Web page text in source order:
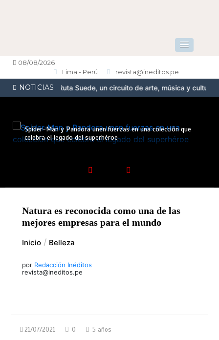
08/08/2026
Lima - Perú
revista@ineditos.pe
NOTICIAS
la Ruta Suede, un circuito de arte, música y cultura urbana
Spider-Man y Pandora unen fuerzas en una colección que
celebra el legado del superhéroe
Natura es reconocida como una de las
mejores empresas para el mundo
Inicio Belleza
por Redacción Inéditos
revista@ineditos.pe
21/07/2021 0 5 años